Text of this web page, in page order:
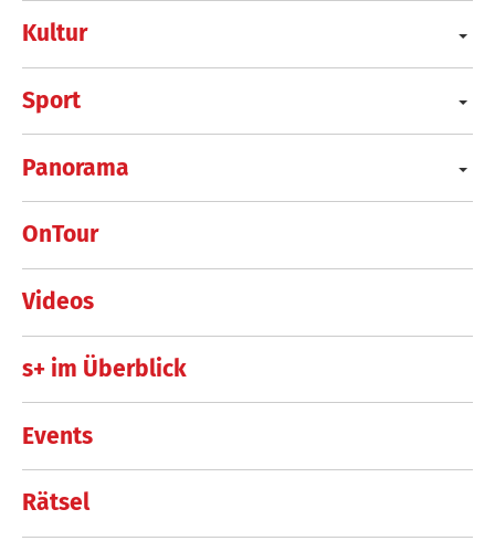
Kultur
Sport
Panorama
OnTour
Videos
s+ im Überblick
Events
Rätsel